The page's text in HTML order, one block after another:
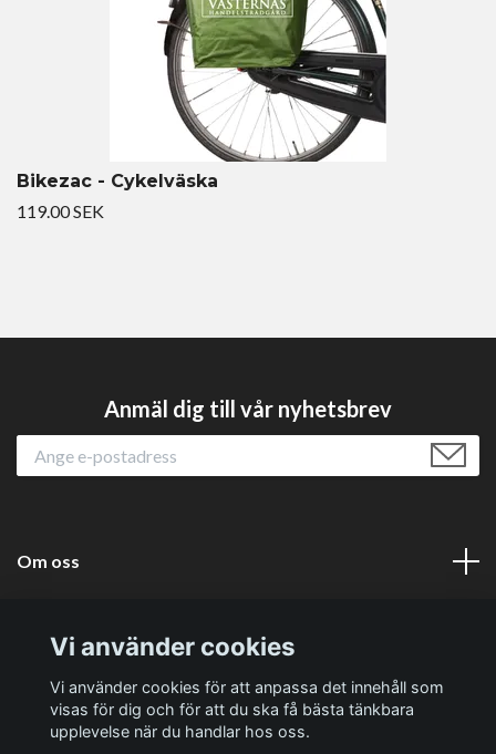
Bikezac - Cykelväska
119.00 SEK
Anmäl dig till vår nyhetsbrev
Om oss
Sociala medier
Vi använder cookies
Vi använder cookies för att anpassa det innehåll som
visas för dig och för att du ska få bästa tänkbara
upplevelse när du handlar hos oss.